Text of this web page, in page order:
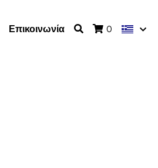
Επικοινωνία 0